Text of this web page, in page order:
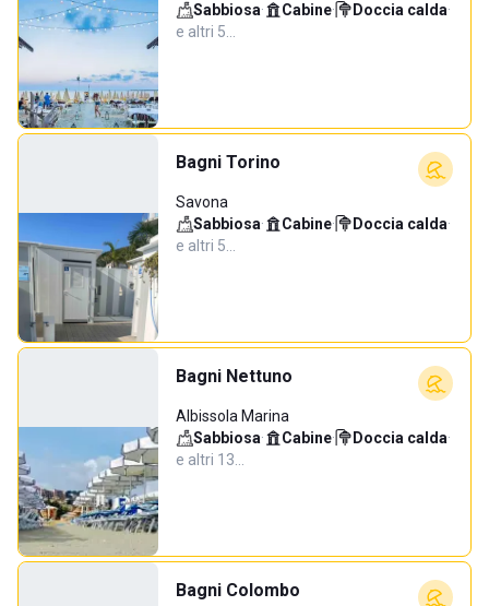
Sabbiosa· Cabine· Doccia calda·
e altri 5…
Bagni Torino
Savona
Sabbiosa· Cabine· Doccia calda·
e altri 5…
Bagni Nettuno
Albissola Marina
Sabbiosa· Cabine· Doccia calda·
e altri 13…
Bagni Colombo